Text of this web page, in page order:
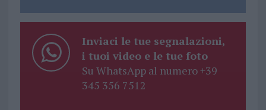
Inviaci le tue segnalazioni,
i tuoi video e le tue foto
Su WhatsApp al numero +39
345 356 7512